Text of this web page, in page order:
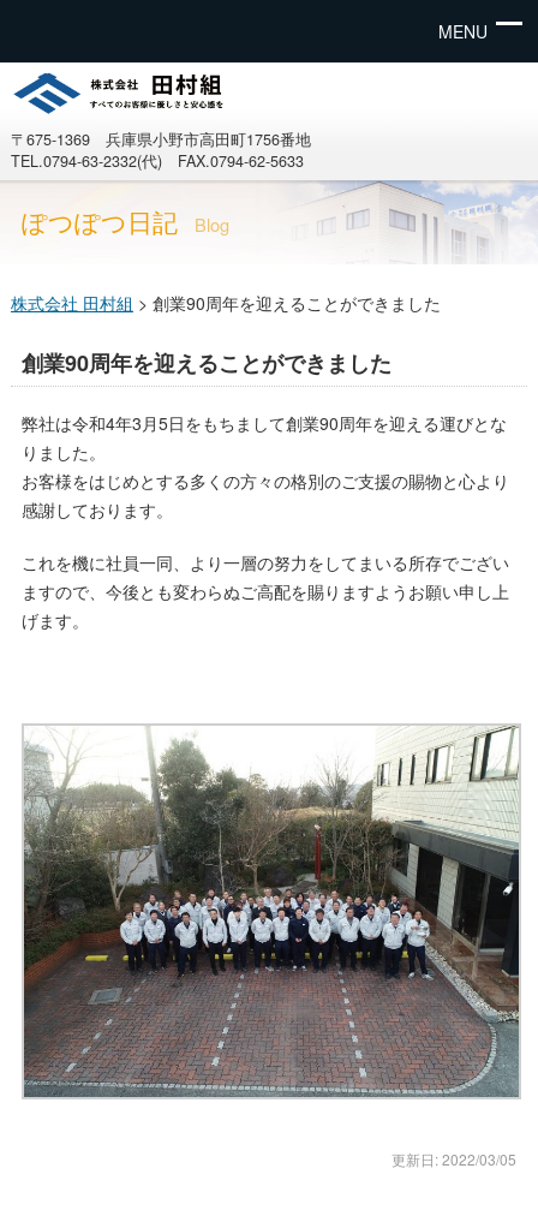
MENU
〒675-1369 兵庫県小野市高田町1756番地
TEL.0794-63-2332(代) FAX.0794-62-5633
ぽつぽつ日記 Blog
株式会社 田村組 > 創業90周年を迎えることができました
創業90周年を迎えることができました
弊社は令和4年3月5日をもちまして創業90周年を迎える運びとな
りました。
お客様をはじめとする多くの方々の格別のご支援の賜物と心より
感謝しております。
これを機に社員一同、より一層の努力をしてまいる所存でござい
ますので、今後とも変わらぬご高配を賜りますようお願い申し上
げます。
更新日: 2022/03/05